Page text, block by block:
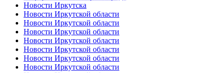
Новости Иркутска
Новости Иркутской области
Новости Иркутской области
Новости Иркутской области
Новости Иркутской области
Новости Иркутской области
Новости Иркутской области
Новости Иркутской области